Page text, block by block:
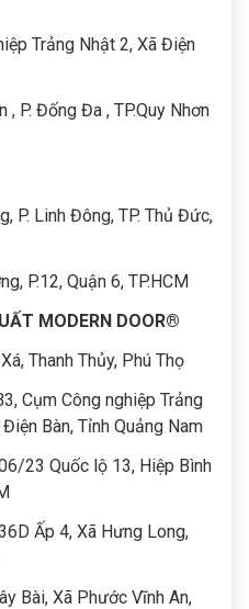
Trảng Nhật 2, Xã Điện
, P. Đống Đa , TP.Quy Nhơn
P. Linh Đông, TP. Thủ Đức,
P.12, Quận 6, TP.HCM
MODERN DOOR®
Thanh Thủy, Phú Thọ
Cụm Công nghiệp Trảng
Bàn, Tỉnh Quảng Nam
23 Quốc lộ 13, Hiệp Bình
Ấp 4, Xã Hưng Long,
Bài, Xã Phước Vĩnh An,